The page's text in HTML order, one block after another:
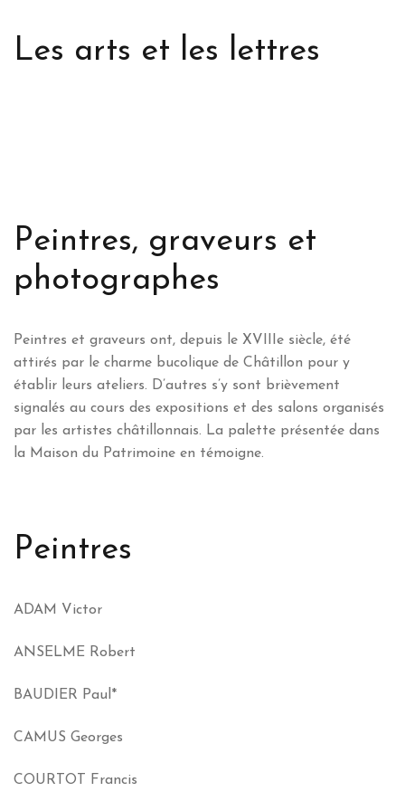
Les arts et les lettres
Peintres, graveurs et
photographes
Peintres et graveurs ont, depuis le XVIIIe siècle, été
attirés par le charme bucolique de Châtillon pour y
établir leurs ateliers. D’autres s’y sont brièvement
signalés au cours des expositions et des salons organisés
par les artistes châtillonnais. La palette présentée dans
la Maison du Patrimoine en témoigne.
Peintres
ADAM Victor
ANSELME Robert
BAUDIER Paul*
CAMUS Georges
COURTOT Francis